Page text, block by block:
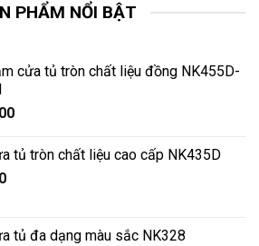
PHẨM NỔI BẬT
cửa tủ tròn chất liệu đồng NK455D-
tủ tròn chất liệu cao cấp NK435D
tủ đa dạng màu sắc NK328